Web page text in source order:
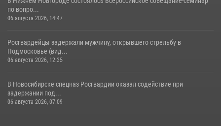
по вопро...
06 августа 2026, 14:47
Росгвардейцы задержали мужчину, открывшего стрельбу в
Подмосковье (вид...
06 августа 2026, 12:35
В Новосибирске спецназ Росгвардии оказал содействие при
задержании под...
06 августа 2026, 07:09